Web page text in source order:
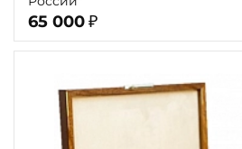
65 000 ₽